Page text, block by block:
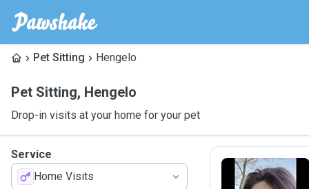
Pet Sitting Hengelo
Pet Sitting, Hengelo
Drop-in visits at your home for your pet
Service
Home Visits